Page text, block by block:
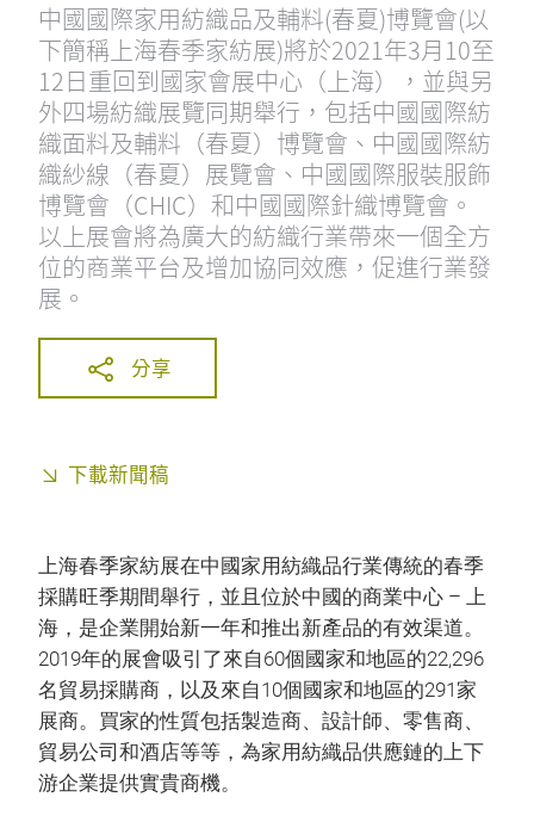
中國國際家用紡織品及輔料(春夏)博覽會(以
下簡稱上海春季家紡展)將於2021年3月10至
12日重回到國家會展中心（上海），並與另
外四場紡織展覽同期舉行，包括中國國際紡
織面料及輔料（春夏）博覽會、中國國際紡
織紗線（春夏）展覽會、中國國際服裝服飾
博覽會（CHIC）和中國國際針織博覽會。
以上展會將為廣大的紡織行業帶來一個全方
位的商業平台及增加協同效應，促進行業發
展。
分享
下載新聞稿
上海春季家紡展在中國家用紡織品行業傳統的春季
採購旺季期間舉行，並且位於中國的商業中心 – 上
海，是企業開始新一年和推出新產品的有效渠道。
2019年的展會吸引了來自60個國家和地區的22,296
名貿易採購商，以及來自10個國家和地區的291家
展商。買家的性質包括製造商、設計師、零售商、
貿易公司和酒店等等，為家用紡織品供應鏈的上下
游企業提供實貴商機。